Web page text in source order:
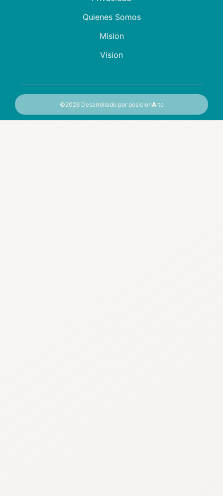
Quienes Somos
Mision
Vision
©2026 Desarrollado por posicionArte